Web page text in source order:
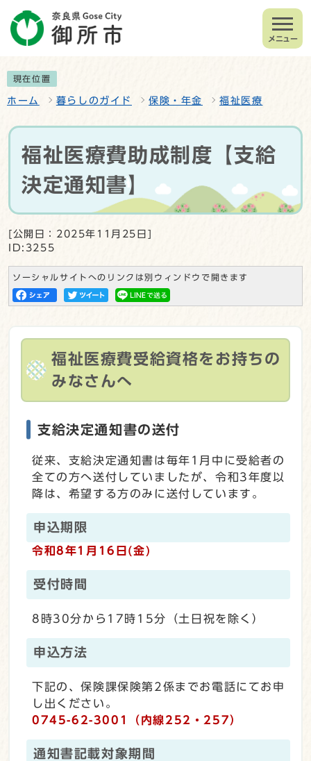
メニュー
現在位置
ホーム 暮らしのガイド 保険・年金 福祉医療
福祉医療費助成制度【支給
決定通知書】
[公開日：2025年11月25日]
ID:3255
ソーシャルサイトへのリンクは別ウィンドウで開きます
福祉医療費受給資格をお持ちの
みなさんへ
支給決定通知書の送付
従来、支給決定通知書は毎年1月中に受給者の
全ての方へ送付していましたが、令和3年度以
降は、希望する方のみに送付しています。
申込期限
令和8年1月16日(金)
受付時間
8時30分から17時15分（土日祝を除く）
申込方法
下記の、保険課保険第2係までお電話にてお申
し出ください。
0745-62-3001（内線252・257）
通知書記載対象期間